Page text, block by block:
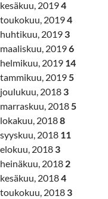
kesäkuu, 20194
toukokuu, 20194
huhtikuu, 2019 3
maaliskuu, 20196
helmikuu, 2019 14
tammikuu, 20195
joulukuu, 2018 3
marraskuu, 20185
lokakuu, 20188
syyskuu, 2018 11
elokuu, 2018 3
heinäkuu, 2018 2
kesäkuu, 20184
toukokuu, 2018 3